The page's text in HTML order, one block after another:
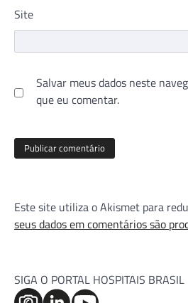
Site
Salvar meus dados neste
que eu comentar.
Este site utiliza o Akismet para
seus dados em comentários são
SIGA O PORTAL HOSPITAIS BRASIL